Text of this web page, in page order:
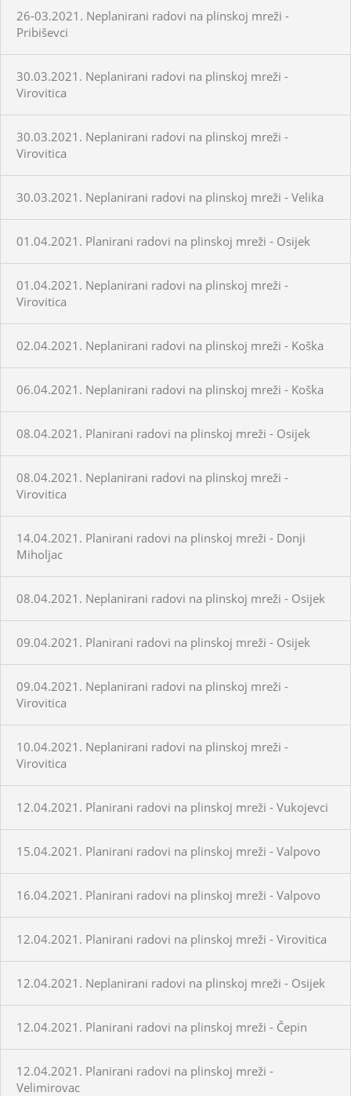
26-03.2021. Neplanirani radovi na plinskoj mreži -
Pribiševci
30.03.2021. Neplanirani radovi na plinskoj mreži -
Virovitica
30.03.2021. Neplanirani radovi na plinskoj mreži -
Virovitica
30.03.2021. Neplanirani radovi na plinskoj mreži - Velika
01.04.2021. Planirani radovi na plinskoj mreži - Osijek
01.04.2021. Neplanirani radovi na plinskoj mreži -
Virovitica
02.04.2021. Neplanirani radovi na plinskoj mreži - Koška
06.04.2021. Neplanirani radovi na plinskoj mreži - Koška
08.04.2021. Planirani radovi na plinskoj mreži - Osijek
08.04.2021. Neplanirani radovi na plinskoj mreži -
Virovitica
14.04.2021. Planirani radovi na plinskoj mreži - Donji
Miholjac
08.04.2021. Neplanirani radovi na plinskoj mreži - Osijek
09.04.2021. Planirani radovi na plinskoj mreži - Osijek
09.04.2021. Neplanirani radovi na plinskoj mreži -
Virovitica
10.04.2021. Neplanirani radovi na plinskoj mreži -
Virovitica
12.04.2021. Planirani radovi na plinskoj mreži - Vukojevci
15.04.2021. Planirani radovi na plinskoj mreži - Valpovo
16.04.2021. Planirani radovi na plinskoj mreži - Valpovo
12.04.2021. Planirani radovi na plinskoj mreži - Virovitica
12.04.2021. Neplanirani radovi na plinskoj mreži - Osijek
12.04.2021. Planirani radovi na plinskoj mreži - Čepin
12.04.2021. Planirani radovi na plinskoj mreži -
Velimirovac